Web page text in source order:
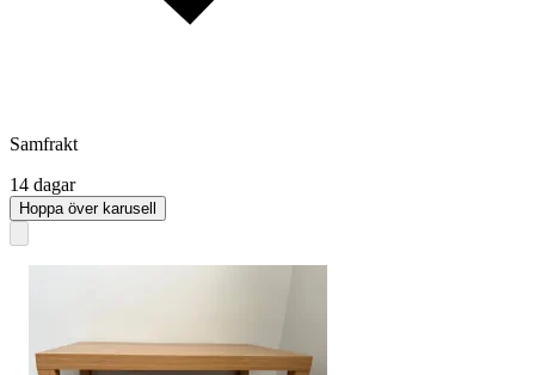
Samfrakt
14 dagar
Hoppa över karusell